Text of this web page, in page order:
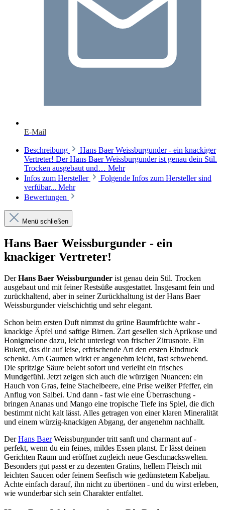
E-Mail
Beschreibung
Hans Baer Weissburgunder - ein knackiger
Vertreter! Der Hans Baer Weissburgunder ist genau dein Stil.
Trocken ausgebaut und… Mehr
Infos zum Hersteller
Folgende Infos zum Hersteller sind
verfübar... Mehr
Bewertungen
Menü schließen
Hans Baer Weissburgunder - ein
knackiger Vertreter!
DerHans Baer Weissburgunder ist genau dein Stil. Trocken
ausgebaut und mit feiner Restsüße ausgestattet. Insgesamt fein und
zurückhaltend, aber in seiner Zurückhaltung ist der Hans Baer
Weissburgunder vielschichtig und sehr elegant.
Schon beim ersten Duft nimmst du grüne Baumfrüchte wahr -
knackige Äpfel und saftige Birnen. Zart gesellen sich Aprikose und
Honigmelone dazu, leicht unterlegt von frischer Zitrusnote. Ein
Bukett, das dir auf leise, erfrischende Art den ersten Eindruck
schenkt. Am Gaumen wirkt er angenehm leicht, fast schwebend.
Die spritzige Säure belebt sofort und verleiht ein frisches
Mundgefühl. Jetzt zeigen sich auch die würzigen Nuancen: ein
Hauch von Gras, feine Stachelbeere, eine Prise weißer Pfeffer, ein
Anflug von Salbei. Und dann - fast wie eine Überraschung -
bringen Ananas und Mango eine tropische Tiefe ins Spiel, die dich
bestimmt nicht kalt lässt. Alles getragen von einer klaren Mineralität
und einem würzig-knackigen Abgang, der angenehm nachhallt.
DerHans BaerWeissburgunder tritt sanft und charmant auf -
perfekt, wenn du ein feines, mildes Essen planst. Er lässt deinen
Gerichten Raum und eröffnet zugleich neue Geschmackswelten.
Besonders gut passt er zu dezenten Gratins, hellem Fleisch mit
leichten Saucen oder feinem Seefisch wie gedünstetem Kabeljau.
Achte einfach darauf, ihn nicht zu übertönen - und du wirst erleben,
wie wunderbar sich sein Charakter entfaltet.